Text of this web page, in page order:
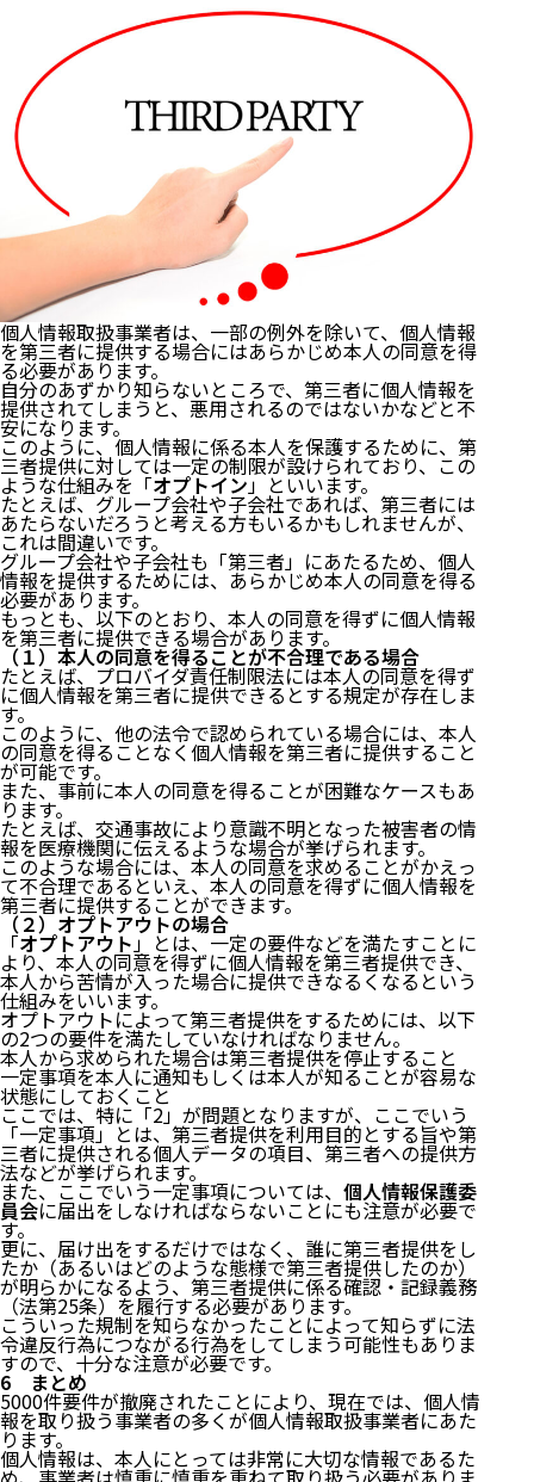
個人情報取扱事業者は、一部の例外を除いて、個人情報
を第三者に提供する場合にはあらかじめ本人の同意を得
る必要があります。
自分のあずかり知らないところで、第三者に個人情報を
提供されてしまうと、悪用されるのではないかなどと不
安になります。
このように、個人情報に係る本人を保護するために、第
三者提供に対しては一定の制限が設けられており、この
ような仕組みを「オプトイン」といいます。
たとえば、グループ会社や子会社であれば、第三者には
あたらないだろうと考える方もいるかもしれませんが、
これは間違いです。
グループ会社や子会社も「第三者」にあたるため、個人
情報を提供するためには、あらかじめ本人の同意を得る
必要があります。
もっとも、以下のとおり、本人の同意を得ずに個人情報
を第三者に提供できる場合があります。
（１）本人の同意を得ることが不合理である場合
たとえば、プロバイダ責任制限法には本人の同意を得ず
に個人情報を第三者に提供できるとする規定が存在しま
す。
このように、他の法令で認められている場合には、本人
の同意を得ることなく個人情報を第三者に提供すること
が可能です。
また、事前に本人の同意を得ることが困難なケースもあ
ります。
たとえば、交通事故により意識不明となった被害者の情
報を医療機関に伝えるような場合が挙げられます。
このような場合には、本人の同意を求めることがかえっ
て不合理であるといえ、本人の同意を得ずに個人情報を
第三者に提供することができます。
（２）オプトアウトの場合
「オプトアウト」とは、一定の要件などを満たすことに
より、本人の同意を得ずに個人情報を第三者提供でき、
本人から苦情が入った場合に提供できなるくなるという
仕組みをいいます。
オプトアウトによって第三者提供をするためには、以下
の2つの要件を満たしていなければなりません。
本人から求められた場合は第三者提供を停止すること
一定事項を本人に通知もしくは本人が知ることが容易な
状態にしておくこと
ここでは、特に「2」が問題となりますが、ここでいう
「一定事項」とは、第三者提供を利用目的とする旨や第
三者に提供される個人データの項目、第三者への提供方
法などが挙げられます。
また、ここでいう一定事項については、 個人情報保護委
員会に届出をしなければならないことにも注意が必要で
す。
更に、届け出をするだけではなく、誰に第三者提供をし
たか（あるいはどのような態様で第三者提供したのか）
が明らかになるよう、第三者提供に係る確認・記録義務
（法第25条）を履行する必要があります。
こういった規制を知らなかったことによって知らずに法
令違反行為につながる行為をしてしまう可能性もありま
すので、十分な注意が必要です。
6 まとめ
5000件要件が撤廃されたことにより、現在では、個人情
報を取り扱う事業者の多くが個人情報取扱事業者にあた
ります。
個人情報は、本人にとっては非常に大切な情報であるた
はじめに
1 個人情報取扱事業者の対象｜5000件要件は撤廃
2 個人情報取扱事業者に課される義務
3 利用目的の特定
4 安全管理措置義務
5 第三者提供の制限
（１）本人の同意を得ることが不合理である場合
（２）オプトアウトの場合
6 まとめ